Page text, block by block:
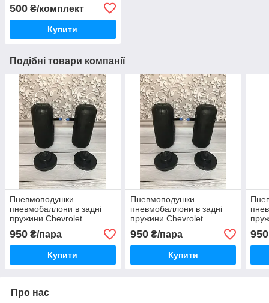
500 ₴/комплект
Купити
Подібні товари компанії
Пневмоподушки
пневмобаллони в задні
пружини Chevrolet
шевроле Avalanche
950 ₴/пара
Купити
Пневмоподушки
пневмобаллони в задні
пружини Chevrolet
шевроле Captiva каптіва
950₴/пара
Купити
950
Про нас